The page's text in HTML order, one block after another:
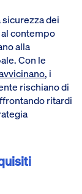
dei
contempo
alla
Con le
, i
rischiano di
ritardi